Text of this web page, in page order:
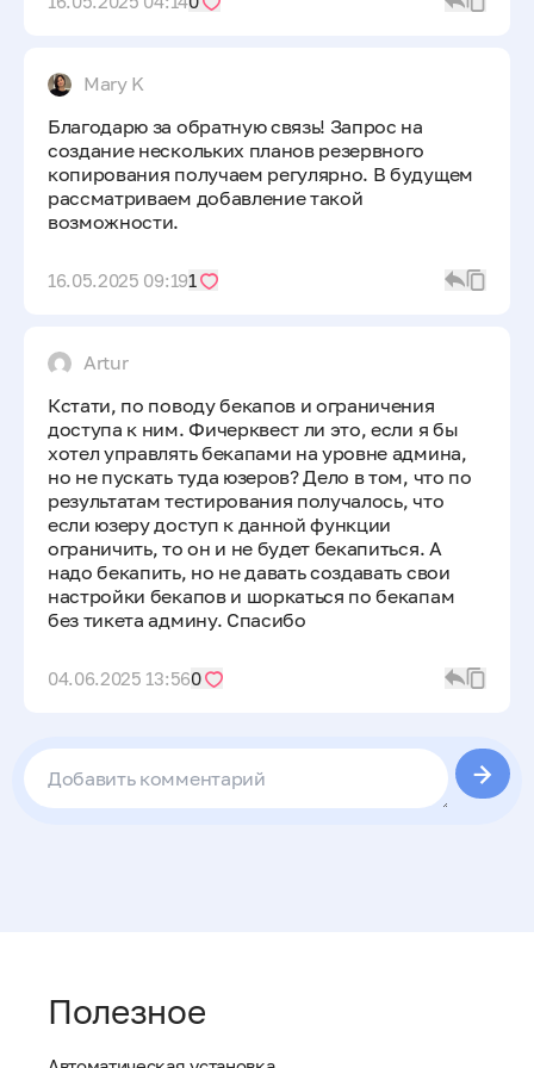
Mary K
Благодарю за обратную связь! Запрос на
создание нескольких планов резервного
копирования получаем регулярно. В будущем
рассматриваем добавление такой
возможности.
16.05.2025 09:191
Artur
Кстати, по поводу бекапов и ограничения
доступа к ним. Фичерквест ли это, если я бы
хотел управлять бекапами на уровне админа,
но не пускать туда юзеров? Дело в том, что по
результатам тестирования получалось, что
если юзеру доступ к данной функции
ограничить, то он и не будет бекапиться. А
надо бекапить, но не давать создавать свои
настройки бекапов и шоркаться по бекапам
без тикета админу. Спасибо
04.06.2025 13:560
Полезное